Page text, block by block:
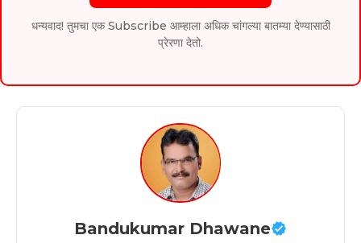
धन्यवाद! तुमचा एक Subscribe आम्हाला अधिक चांगल्या बातम्या देण्यासाठी
प्रेरणा देतो.
Bandukumar Dhawane